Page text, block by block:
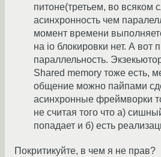
питоне(третьем, во всяком
асинхронность чем
момент времени
на io блокировки нет. А вот
параллельность.
Shared memory тоже есть,
общение можно пайпами
асинхронные фреймворки
не считая того что а)
попадает и б) есть
Покритикуйте, в чем я не прав?